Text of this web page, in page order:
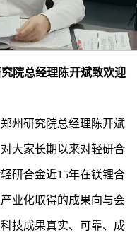
院总经理陈开斌致欢迎
州研究院总经理陈开斌
大家长期以来对轻研合
研合金近15年在镁锂合
业化取得的成果向与会
技成果真实、可靠、成